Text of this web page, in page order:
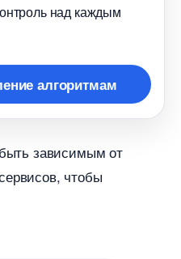
над каждым
алгоритмам
зависимым от
чтобы